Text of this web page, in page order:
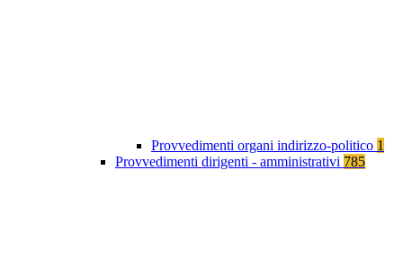
Provvedimenti organi indirizzo-politico 1
Provvedimenti dirigenti - amministrativi 785